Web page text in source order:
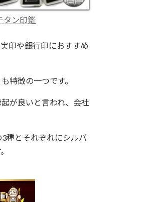
タン印鑑
印や銀行印におすすめ
特徴の一つです。
が良いと言われ、会社
種とそれぞれにシルバ